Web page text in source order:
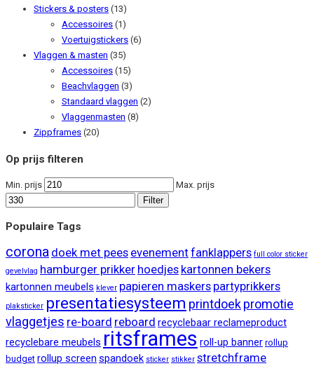
Stickers & posters (13)
Accessoires (1)
Voertuigstickers (6)
Vlaggen & masten (35)
Accessoires (15)
Beachvlaggen (3)
Standaard vlaggen (2)
Vlaggenmasten (8)
Zippframes (20)
Op prijs filteren
Min. prijs
Max. prijs
Filter
Populaire Tags
corona doek met pees evenementfanklappers full color sticker
gevelvlag hamburger prikker hoedjes kartonnen bekers
kartonnen meubels klever papieren maskers partyprikkers
plaksticker presentatiesysteem printdoekpromotie
vlaggetjes re-board reboard recyclebaar reclameproduct
recyclebare meubels ritsframes roll-up banner rollup
budget rollup screen spandoek sticker stikker stretchframe